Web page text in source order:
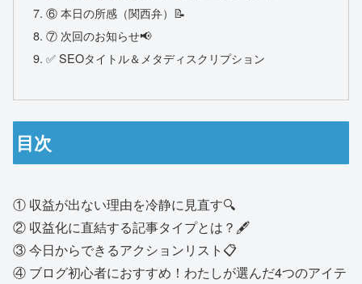
⑥ 本日の所感（関西弁）📝
⑦ 次回のお知らせ📢
✅ SEOタイトル＆メタディスクリプション
目次
① 収益が出ない理由を冷静に見直す🔍
② 収益化に直結する記事タイプとは？🖋
③ 今日からできるアクションリスト📋
④ ブログ初心者におすすめ！わたしが選んだ4つのアイテ